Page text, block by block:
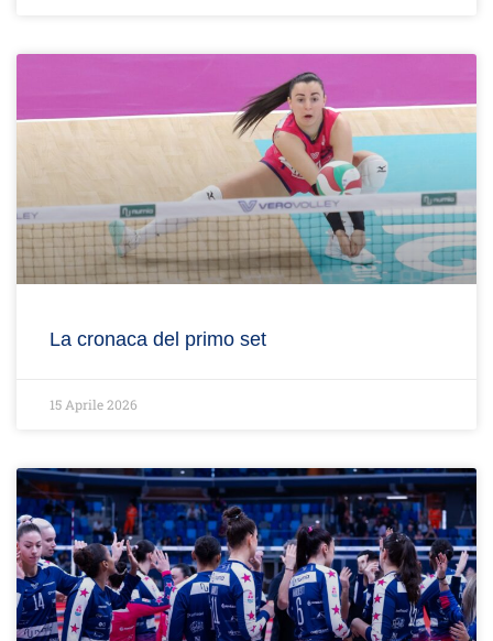
La cronaca del primo set
15 Aprile 2026